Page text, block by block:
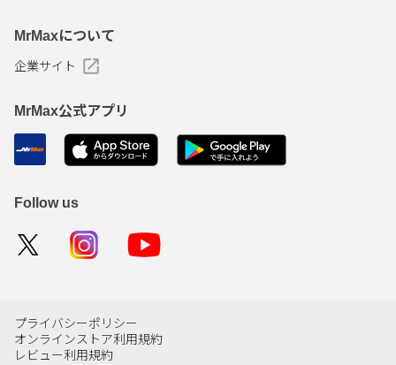
MrMaxについて
企業サイト
MrMax公式アプリ
Follow us
プライバシーポリシー
オンラインストア利用規約
レビュー利用規約